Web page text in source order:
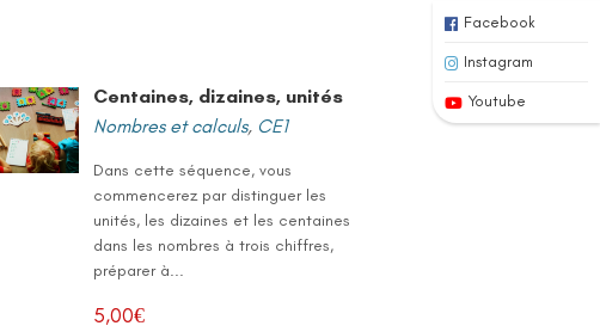
Facebook
Instagram
Youtube
Centaines, dizaines, unités
Nombres et calculs, CE1
Dans cette séquence, vous
commencerez par distinguer les
unités, les dizaines et les centaines
dans les nombres à trois chiffres,
préparer à...
5,00€